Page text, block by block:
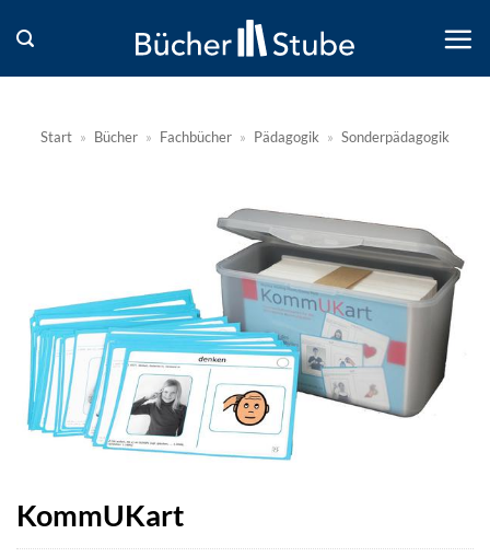
Inhalt
springen
Start » Bücher » Fachbücher » Pädagogik » Sonderpädagogik
KommUKart